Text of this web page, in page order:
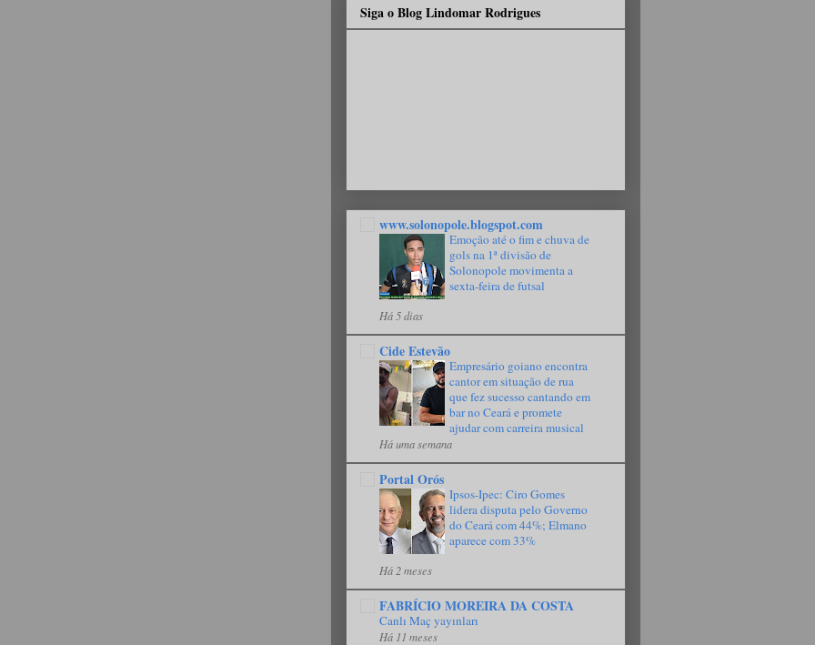
Siga o Blog Lindomar Rodrigues
www.solonopole.blogspot.com
Emoção até o fim e chuva de
gols na 1ª divisão de
Solonopole movimenta a
sexta-feira de futsal
Há 5 dias
Cide Estevão
Empresário goiano encontra
cantor em situação de rua
que fez sucesso cantando em
bar no Ceará e promete
ajudar com carreira musical
Há uma semana
Portal Orós
Ipsos-Ipec: Ciro Gomes
lidera disputa pelo Governo
do Ceará com 44%; Elmano
aparece com 33%
Há 2 meses
FABRÍCIO MOREIRA DA COSTA
Canlı Maç yayınları
Há 11 meses